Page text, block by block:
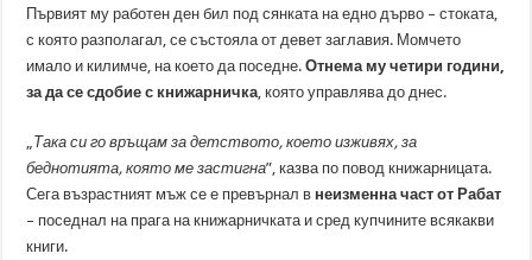
Първият му работен ден бил под сянката на едно дърво – стоката,
с която разполагал, се състояла от девет заглавия. Момчето
имало и килимче, на което да поседне.Отнема му четири години,
за да се сдобие с книжарничка , която управлява до днес.
Така си го връщам за детството, което изживях, за
беднотията, която ме застигна”, казва по повод книжарницата.
Сега възрастният мъж се е превърнал в неизменна част от Рабат
– поседнал на прага на книжарничката и сред купчините всякакви
книги.